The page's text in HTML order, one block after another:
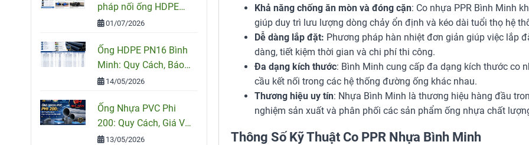
Khả năng chống ăn mòn và đóng cặn: Co nhựa PPR Bình Minh
giúp duy trì lưu lượng dòng chảy ổn định và kéo dài tuổi thọ hệ
Dễ dàng lắp đặt: Phương pháp hàn nhiệt đơn giản giúp việc lắp
dàng, tiết kiệm thời gian và chi phí thi công.
Đa dạng kích thước: Bình Minh cung cấp đa dạng kích thước co
cầu kết nối trong các hệ thống đường ống khác nhau.
Thương hiệu uy tín: Nhựa Bình Minh là thương hiệu hàng đầu
nghiệm sản xuất và phân phối các sản phẩm ống nhựa chất
Thông Số Kỹ Thuật Co PPR Nhựa Bình Minh
pháp nối ống HDPE
đúng kỹ thuật
01/07/2026
Ống HDPE PN16 Bình
Minh: Quy Cách, Báo
Giá Và Cách Chọn
14/05/2026
Ống Nhựa PVC Phi
200: Quy Cách, Giá Và
Cách Chọn Đúng Cho
13/05/2026